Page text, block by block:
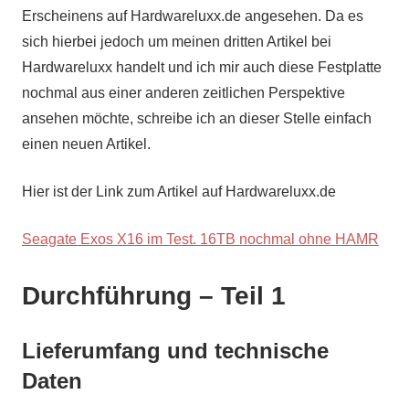
Erscheinens auf Hardwareluxx.de angesehen. Da es
sich hierbei jedoch um meinen dritten Artikel bei
Hardwareluxx handelt und ich mir auch diese Festplatte
nochmal aus einer anderen zeitlichen Perspektive
ansehen möchte, schreibe ich an dieser Stelle einfach
einen neuen Artikel.
Hier ist der Link zum Artikel auf Hardwareluxx.de
Seagate Exos X16 im Test. 16TB nochmal ohne HAMR
Durchführung – Teil 1
Lieferumfang und technische
Daten